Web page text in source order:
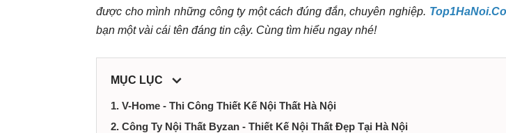
điểm,
ty,
dịch
được cho mình những công ty một cách đúng đắn, chuyên nghiệp.
bạn một vài cái tên đáng tin cậy. Cùng tìm hiểu ngay nhé!
MỤC LỤC
1. V-Home - Thi Công Thiết Kế Nội Thất Hà Nội
2. Công Ty Nội Thất Byzan - Thiết Kế Nội Thất Đẹp Tại Hà Nội